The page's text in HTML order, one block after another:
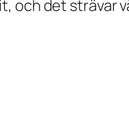
och det strävar